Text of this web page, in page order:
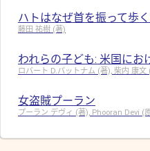
ハトはなぜ首を振って歩
藤田 祐樹 (著)
われらの子ども: 米国にお
ロバート D.パットナム (著), 柴内 康文
女盗賊プーラン
プーラン デヴィ (著), Phooran Devi (